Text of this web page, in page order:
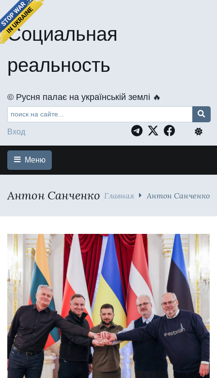
Социальная
реальность
©️ Русня палає на українській землі 🔥
Вход
Меню
Антон Санченко Главная Антон Санченко